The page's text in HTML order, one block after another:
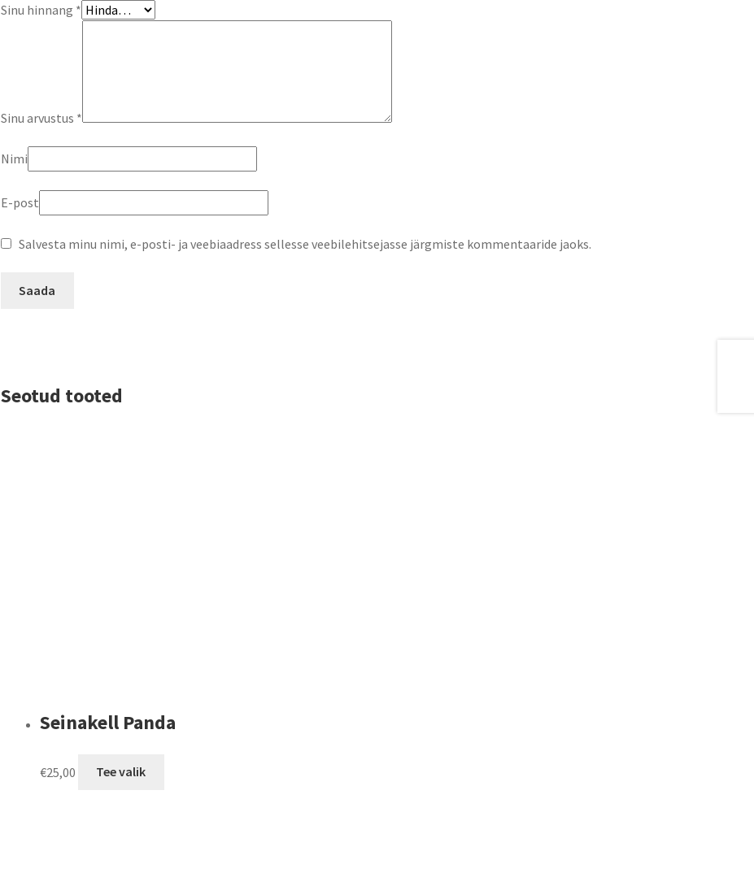
Sinu hinnang *
Sinu arvustus *
Nimi
E-post
Salvesta minu nimi, e-posti- ja veebiaadress sellesse veebilehitsejasse järgmiste kommentaaride jaoks.
Seotud tooted
Seinakell Panda
€25,00 Tee valik